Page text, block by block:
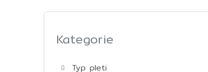
P
Přeskočit
kategorie
Kategorie
Typ pleti